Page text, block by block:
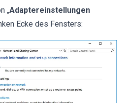
„Adaptereinstellungen
Ecke des Fensters: